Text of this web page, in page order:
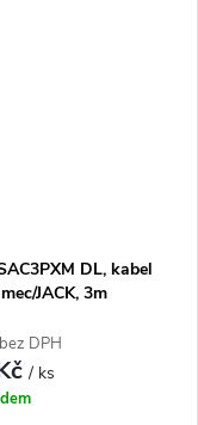
DL, kabel
JACK, 3m
DPH
/ ks